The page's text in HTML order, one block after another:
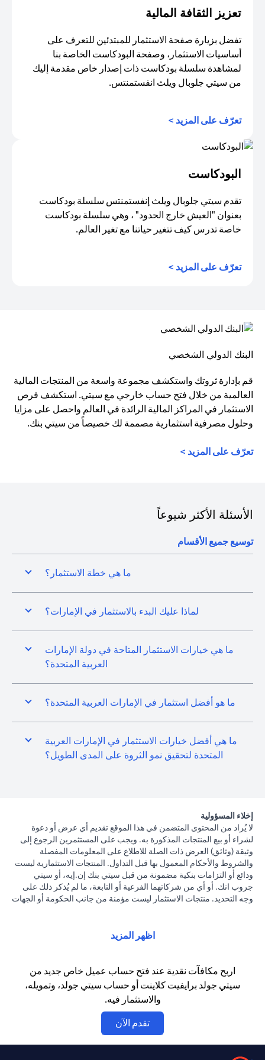
تعزيز الثقافة المالية
تفضل بزيارة صفحة الاستثمار للمبتدئين للتعرف على
أساسيات الاستثمار، وصفحة البودكاست الخاصة بنا
لمشاهدة سلسلة بودكاست ذات إصدار خاص مقدمة إليك
من سيتي جلوبال ويلث انفستمنتس.
تعرّف على المزيد >
البودكاست
تقدم سيتي جلوبال ويلث إنفستمنتس سلسلة بودكاست
بعنوان "العيش خارج الحدود" ، وهي سلسلة بودكاست
خاصة تدرس كيف تتغير حياتنا مع تغير العالم.
تعرّف على المزيد >
البنك الدولي الشخصي
قم بإدارة ثروتك واستكشف مجموعة واسعة من المنتجات المالية
العالمية من خلال فتح حساب خارجي مع سيتي. استكشف فرص
الاستثمار في المراكز المالية الرائدة في العالم واحصل على مزايا
وحلول مصرفية استثمارية مصممة لك خصيصاً من سيتي بنك.
تعرّف على المزيد >
الأسئلة الأكثر شيوعاً
توسيع جميع الأقسام
ما هي خطة الاستثمار؟
لماذا عليك البدء بالاستثمار في الإمارات؟
ما هي خيارات الاستثمار المتاحة في دولة الإمارات
العربية المتحدة؟
ما هو أفضل استثمار في الإمارات العربية المتحدة؟
ما هي أفضل خيارات الاستثمار في الإمارات العربية
المتحدة لتحقيق نمو الثروة على المدى الطويل؟
إخلاء المسؤولية
لا يُراد من المحتوى المتضمن في هذا الموقع تقديم أي عرض أو دعوة
لشراء أو بيع المنتجات المذكورة به. ويجب على المستثمرين الرجوع إلى
وثيقة (وثائق) العرض ذات الصلة للاطلاع على المعلومات المفصلة
والشروط والأحكام المعمول بها قبل التداول. المنتجات الاستثمارية ليست
ودائع أو التزامات بنكية مضمونة من قبل سيتي بنك إن.إيه، أو سيتي
جروب انك. أو أي من شركاتهما الفرعية أو التابعة، ما لم يُذكر ذلك على
وجه التحديد. منتجات الاستثمار ليست مؤمنة من جانب الحكومة أو الجهات
السابق لمنتجات الاستثمار ليس مؤشرا على النتائج المستقبلية، بمعنى أن
محلية) على دراية بمخاطر تقلبات أسعار الصرف التي قد تتسبب في
خسارة رأس المال عند تحويل العملة الأجنبية إلى العملة المحلية
للمستثمرين. لا تتوفر منتجات الاستثمار والخزينة للأشخاص الأمريكيين.
تخضع جميع الطلبات المتعلقة بمنتجات الاستثمار والخزينة لشروط وأحكام
منتجات الاستثمار والخزينة الفردية. يدرك العميل أنه يقع على عاتقه
السعي للحصول على مشورة قانونية و/أو ضريبية للوقوف على التبعات
اظهر المزيد
اربح مكافآت نقدية عند فتح حساب عميل خاص جديد من
سيتي جولد برايفيت كلاينت أو حساب سيتي جولد، وتمويله،
والاستثمار فيه.
تقدم الآن